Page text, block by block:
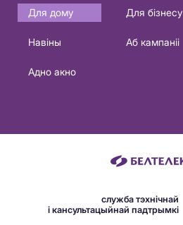
Основная
навигация
Для дому Для бізнесу
Навіны
Аб кампаніі
Адно акно
служба тэхнічнай
і кансультацыйнай падтрымкі